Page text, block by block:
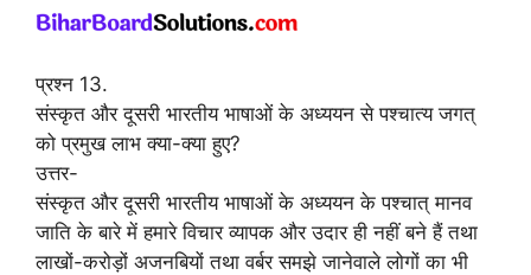
प्रश्न 13.
संस्कृत और दूसरी भारतीय भाषाओं के अध्ययन से पश्चात्य जगत्
को प्रमुख लाभ क्या-क्या हुए?
उत्तर-
संस्कृत और दूसरी भारतीय भाषाओं के अध्ययन के पश्चात् मानव
जाति के बारे में हमारे विचार व्यापक और उदार ही नहीं बने हैं तथा
लाखों-करोड़ों अजनबियों तथा वर्बर समझे जानेवाले लोगों का भी